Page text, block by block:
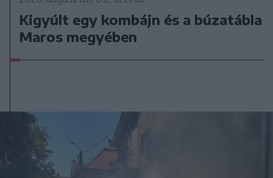
Kigyúlt egy kombájn és a búzatábla
Maros megyében